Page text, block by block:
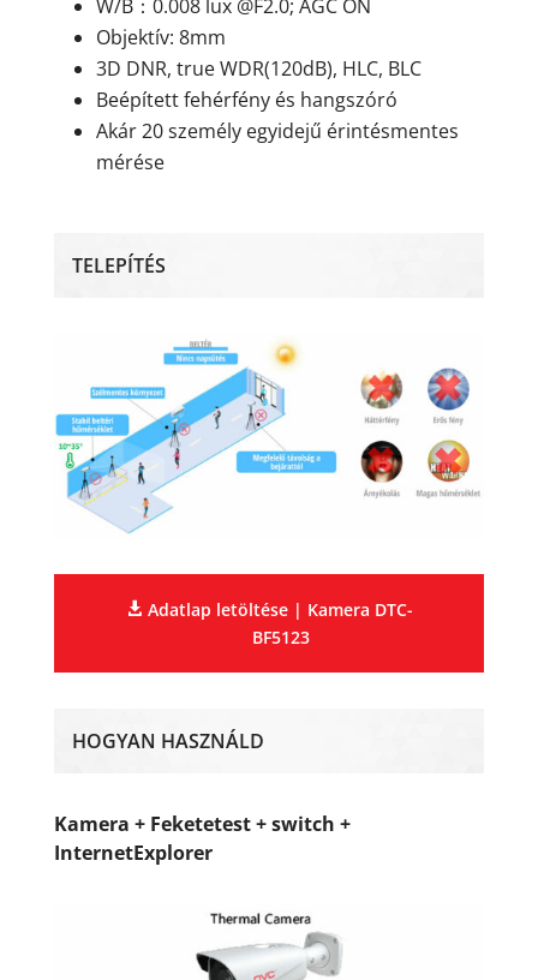
W/B：0.008 lux @F2.0; AGC ON
Objektív: 8mm
3D DNR, true WDR(120dB), HLC, BLC
Beépített fehérfény és hangszóró
Akár 20 személy egyidejű érintésmentes
mérése
TELEPÍTÉS
Adatlap letöltése | Kamera DTC-
BF5123
HOGYAN HASZNÁLD
Kamera + Feketetest + switch +
InternetExplorer